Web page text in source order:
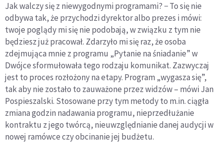
Jak walczy się z niewygodnymi programami? − To się nie
odbywa tak, że przychodzi dyrektor albo prezes i mówi:
twoje poglądy mi się nie podobają, w związku z tym nie
będziesz już pracował. Zdarzyło mi się raz, że osoba
zdejmująca mnie z programu „Pytanie na śniadanie” w
Dwójce sformułowała tego rodzaju komunikat. Zazwyczaj
jest to proces rozłożony na etapy. Program „wygasza się”,
tak aby nie zostało to zauważone przez widzów – mówi Jan
Pospieszalski. Stosowane przy tym metody to m.in. ciągła
zmiana godzin nadawania programu, nieprzedłużanie
kontraktu z jego twórcą, nieuwzględnianie danej audycji w
nowej ramówce czy obcinanie jej budżetu.